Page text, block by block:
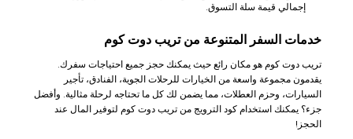
إجمالي قيمة سلة التسوق.
خدمات السفر المتنوعة من تريب دوت كوم
تريب دوت كوم هو مكان رائع حيث يمكنك حجز جميع احتياجات سفرك.
يقدمون مجموعة واسعة من الخيارات للرحلات الجوية، الفنادق، تأجير
السيارات، وحزم العطلات، مما يضمن لك كل ما تحتاجه لرحلة مثالية. وأفضل
جزء؟ يمكنك استخدام كود الترويج من تريب دوت كوم لتوفير المال عند
الحجز!